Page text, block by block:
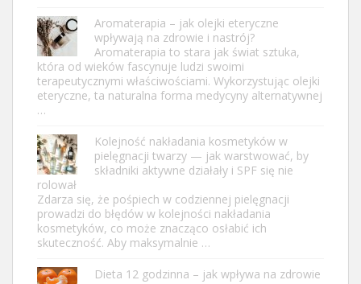
Aromaterapia – jak olejki eteryczne
wpływają na zdrowie i nastrój?
Aromaterapia to stara jak świat sztuka,
która od wieków fascynuje ludzi swoimi
terapeutycznymi właściwościami. Wykorzystując olejki
eteryczne, ta naturalna forma medycyny alternatywnej
…
Kolejność nakładania kosmetyków w
pielęgnacji twarzy — jak warstwować, by
składniki aktywne działały i SPF się nie
rolował
Zdarza się, że pośpiech w codziennej pielęgnacji
prowadzi do błędów w kolejności nakładania
kosmetyków, co może znacząco osłabić ich
skuteczność. Aby maksymalnie …
Dieta 12 godzinna – jak wpływa na zdrowie